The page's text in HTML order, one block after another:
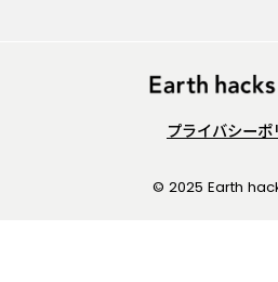
プライバシーポ
© 2025 Earth